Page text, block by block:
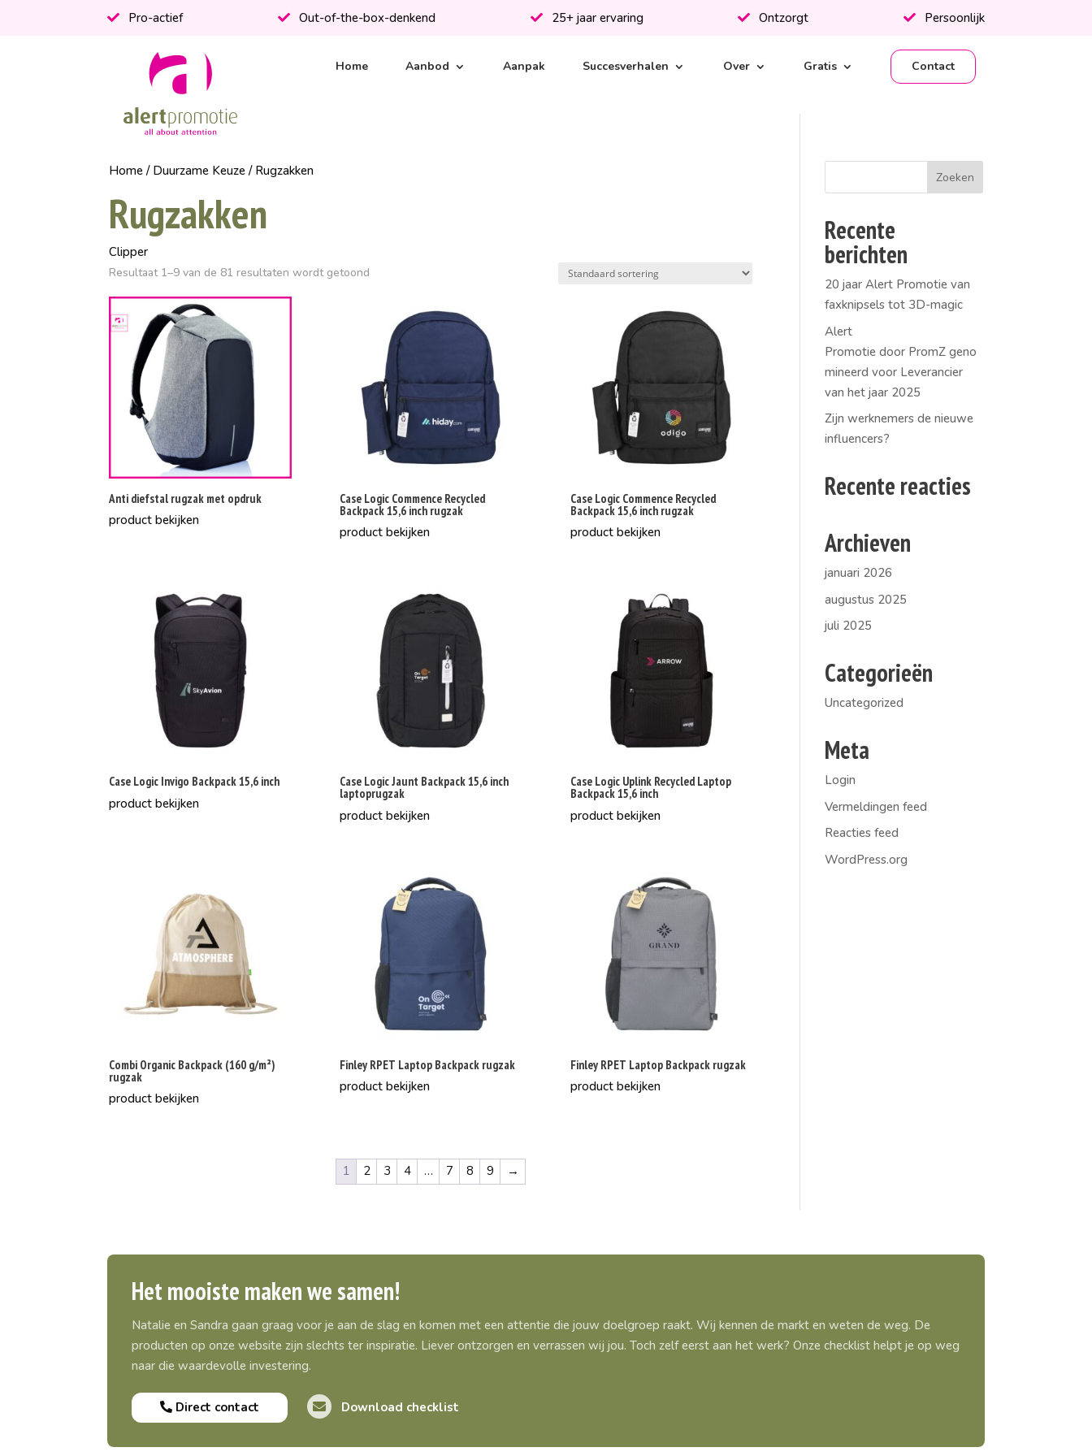
Pro-actief Out-of-the-box-denkend 25+ jaar ervaring Ontzorgt Persoonlijk
Home Aanbod Aanpak Succesverhalen Over Gratis Contact
Home/ Duurzame Keuze/ Rugzakken
Rugzakken
Clipper
Resultaat 1–9 van de 81 resultaten wordt getoond
Anti diefstal rugzak met opdruk
product bekijken
Case Logic Commence Recycled
Backpack 15,6 inch rugzak
product bekijken
Case Logic Commence Recycled
Backpack 15,6 inch rugzak
product bekijken
Case Logic Invigo Backpack 15,6 inch
product bekijken
Case Logic Jaunt Backpack 15,6 inch
laptoprugzak
product bekijken
Case Logic Uplink Recycled Laptop
Backpack 15,6 inch
product bekijken
Combi Organic Backpack (160 g/m²)
rugzak
product bekijken
Finley RPET Laptop Backpack rugzak
product bekijken
Finley RPET Laptop Backpack rugzak
product bekijken
1 2 3 4 … 7 8 9 →
Recente
berichten
20 jaar Alert Promotie van
faxknipsels tot 3D-magic
Alert
Promotie door PromZ geno
mineerd voor Leverancier
van het jaar 2025
Zijn werknemers de nieuwe
influencers?
Recente reacties
Archieven
januari 2026
augustus 2025
juli 2025
Categorieën
Uncategorized
Meta
Login
Vermeldingen feed
Reacties feed
WordPress.org
Het mooiste maken we samen!
Natalie en Sandra gaan graag voor je aan de slag en komen met een attentie die jouw doelgroep raakt. Wij kennen de markt en weten de weg. De
producten op onze website zijn slechts ter inspiratie. Liever ontzorgen en verrassen wij jou. Toch zelf eerst aan het werk? Onze checklist helpt je op weg
naar die waardevolle investering.
Direct contact Download checklist